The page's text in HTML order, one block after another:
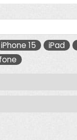
iPhone 15 iPad